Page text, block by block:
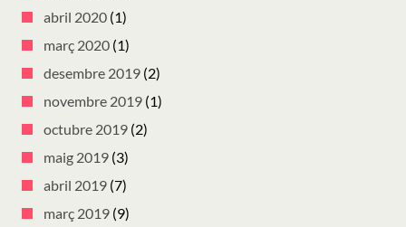
abril 2020 (1)
març 2020 (1)
desembre 2019 (2)
novembre 2019 (1)
octubre 2019 (2)
maig 2019 (3)
abril 2019 (7)
març 2019 (9)